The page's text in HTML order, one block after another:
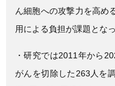
ん細胞への攻撃力を高め
用による負担が課題となっ
・研究では2011年から
がんを切除した263人を